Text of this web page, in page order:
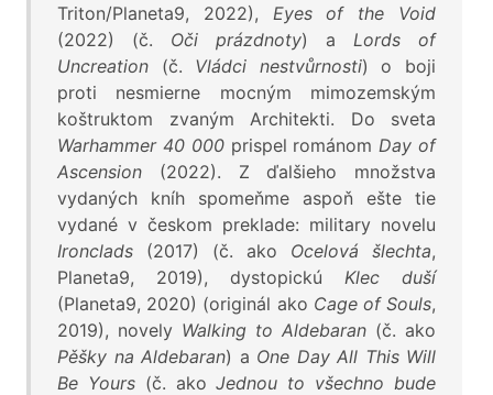
Triton/Planeta9, 2022), Eyes of the Void
(2022) (č. Oči prázdnoty) a Lords of
Uncreation (č. Vládci nestvůrnosti) o boji
proti nesmierne mocným mimozemským
koštruktom zvaným Architekti. Do sveta
Warhammer 40 000prispel románom Day of
Ascension (2022). Z ďalšieho množstva
vydaných kníh spomeňme aspoň ešte tie
vydané v českom preklade: military novelu
Ironclads (2017) (č. ako Ocelová šlechta,
Planeta9, 2019), dystopickú Klec duší
(Planeta9, 2020) (originál ako Cage of Souls,
2019), novely Walking to Aldebaran (č. ako
Pěšky na Aldebaran) a One Day All This Will
Be Yours(č. akoJednou to všechno bude